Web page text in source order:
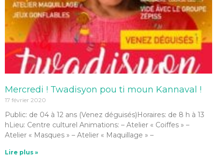
Mercredi ! Twadisyon pou ti moun Kannaval !
17 février 2020
Public: de 04 à 12 ans (Venez déguisés)Horaires: de 8 h à 13
hLieu: Centre culturel Animations: – Atelier « Coiffes » –
Atelier « Masques » – Atelier « Maquillage » –
Lire plus »